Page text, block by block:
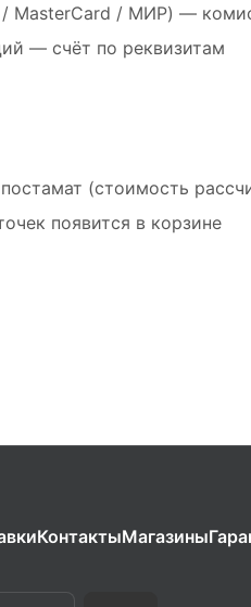
/ MasterCard / МИР) —
— счёт по реквизитам
(стоимость
появится в корзине
КонтактыМагазины